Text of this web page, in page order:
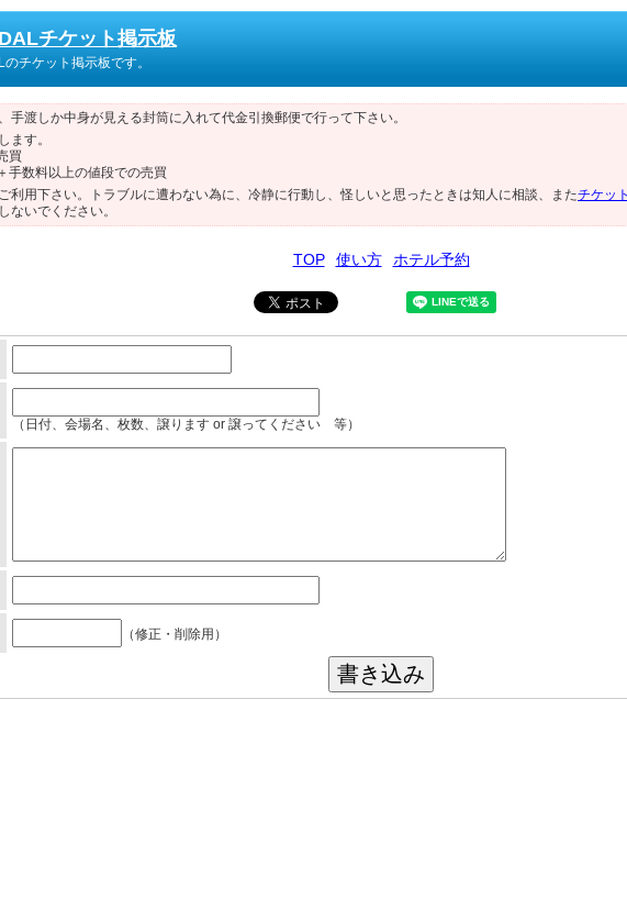
チケット掲示板
チケット掲示板です。
手渡しか中身が見える封筒に入れて代金引換郵便で行って下さい。
ます。
買
手数料以上の値段での売買
利用下さい。トラブルに遭わない為に、冷静に行動し、怪しいと思ったときは知人に相談、またチケッ
ないでください。
TOP 使い方 ホテル予約
（日付、会場名、枚数、譲ります or 譲ってください 等）
（修正・削除用）